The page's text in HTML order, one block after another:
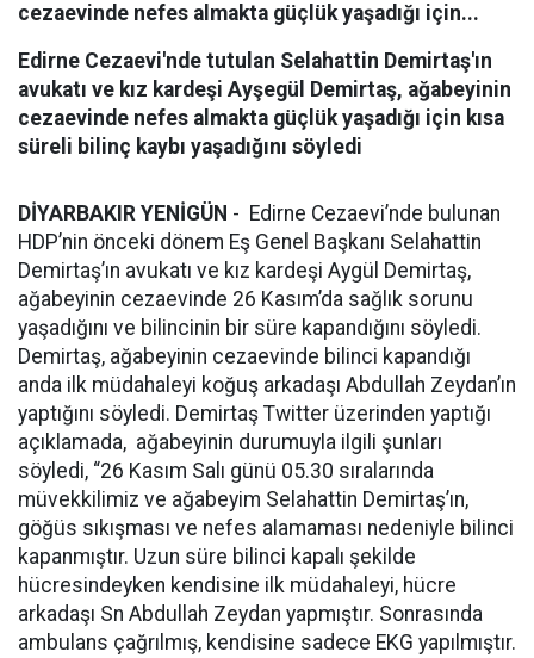
cezaevinde nefes almakta güçlük yaşadığı için...
Edirne Cezaevi'nde tutulan Selahattin Demirtaş'ın
avukatı ve kız kardeşi Ayşegül Demirtaş, ağabeyinin
cezaevinde nefes almakta güçlük yaşadığı için kısa
süreli bilinç kaybı yaşadığını söyledi
DİYARBAKIR YENİGÜN - Edirne Cezaevi’nde bulunan
HDP’nin önceki dönem Eş Genel Başkanı Selahattin
Demirtaş’ın avukatı ve kız kardeşi Aygül Demirtaş,
ağabeyinin cezaevinde 26 Kasım’da sağlık sorunu
yaşadığını ve bilincinin bir süre kapandığını söyledi.
Demirtaş, ağabeyinin cezaevinde bilinci kapandığı
anda ilk müdahaleyi koğuş arkadaşı Abdullah Zeydan’ın
yaptığını söyledi. Demirtaş Twitter üzerinden yaptığı
açıklamada, ağabeyinin durumuyla ilgili şunları
söyledi, “26 Kasım Salı günü 05.30 sıralarında
müvekkilimiz ve ağabeyim Selahattin Demirtaş’ın,
göğüs sıkışması ve nefes alamaması nedeniyle bilinci
kapanmıştır. Uzun süre bilinci kapalı şekilde
hücresindeyken kendisine ilk müdahaleyi, hücre
arkadaşı Sn Abdullah Zeydan yapmıştır. Sonrasında
ambulans çağrılmış, kendisine sadece EKG yapılmıştır.